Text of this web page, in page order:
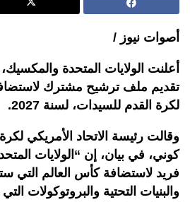
أصوات نيوز /
أعلنت الولايات المتحدة
تقديم ملف ترشيح مشترك
لكرة القدم للسيدات، لسنة 2027.
وقالت رئيسة الاتحاد الأمريكي
كوني، في بيان، إن “الولايات
فريد لاستضافة كأس العالم التي
والبنيات التحتية والبروتوكولات